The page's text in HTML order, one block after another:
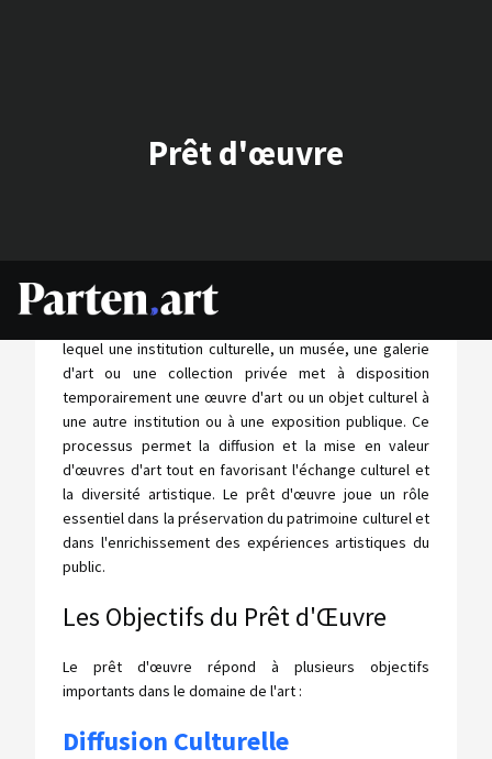
Prêt d'œuvre
Le "prêt d'œuvre" est un terme couramment utilisé
lequel une institution culturelle, un musée, une galerie
d'art ou une collection privée met à disposition
temporairement une œuvre d'art ou un objet culturel à
une autre institution ou à une exposition publique. Ce
processus permet la diffusion et la mise en valeur
d'œuvres d'art tout en favorisant l'échange culturel et
la diversité artistique. Le prêt d'œuvre joue un rôle
essentiel dans la préservation du patrimoine culturel et
dans l'enrichissement des expériences artistiques du
public.
Les Objectifs du Prêt d'Œuvre
Le prêt d'œuvre répond à plusieurs objectifs
importants dans le domaine de l'art :
Diffusion Culturelle